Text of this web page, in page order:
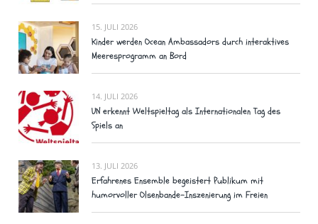
15. JULI 2026
Kinder werden Ocean Ambassadors durch interaktives
Meeresprogramm an Bord
14. JULI 2026
UN erkennt Weltspieltag als Internationalen Tag des
Spiels an
13. JULI 2026
Erfahrenes Ensemble begeistert Publikum mit
humorvoller Olsenbande-Inszenierung im Freien